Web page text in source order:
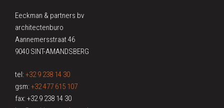
Eeckman & partners bv
architectenburo
Aannemersstraat 46
9040 SINT-AMANDSBERG
tel: +32 9 238 14 30
gsm: +32 477 615 107
fax: +32 9 238 14 30